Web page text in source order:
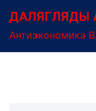
содержимому
ДАЛЯГЛЯДЫ
Антиэкономика